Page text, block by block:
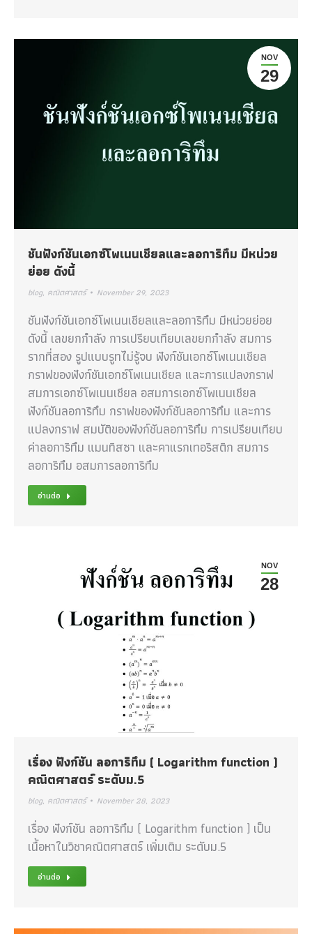
NOV
29
ชันฟังก์ชันเอกซ์โพเนนเชียลและลอการิทึม มีหน่วย
ย่อย ดังนี้
blog, คณิตศาสตร์ November 29, 2023
ชันฟังก์ชันเอกซ์โพเนนเชียลและลอการิทึม มีหน่วยย่อย
ดังนี้ เลขยกกำลัง การเปรียบเทียบเลขยกกำลัง สมการ
รากที่สอง รูปแบบรูทไม่รู้จบ ฟังก์ชันเอกซ์โพเนนเชียล
กราฟของฟังก์ชันเอกซ์โพเนนเชียล และการแปลงกราฟ
สมการเอกซ์โพเนนเชียล อสมการเอกซ์โพเนนเชียล
ฟังก์ชันลอการิทึม กราฟของฟังก์ชันลอการิทึม และการ
แปลงกราฟ สมบัติของฟังก์ชันลอการิทึม การเปรียบเทียบ
ค่าลอการิทึม แมนทิสซา และคาแรกเทอริสติก สมการ
ลอการิทึม อสมการลอการิทึม
อ่านต่อ
NOV
28
เรื่อง ฟังก์ชัน ลอการิทึม ( Logarithm function )
คณิตศาสตร์ ระดับม.5
blog, คณิตศาสตร์ November 28, 2023
เรื่อง ฟังก์ชัน ลอการิทึม ( Logarithm function ) เป็น
เนื้อหาในวิชาคณิตศาสตร์ เพิ่มเติม ระดับม.5
อ่านต่อ